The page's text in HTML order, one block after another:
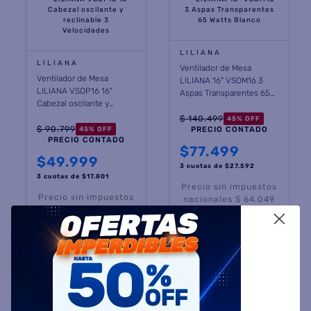
LILIANA
Ventilador de Mesa
LILIANA VSOP16 16"
Cabezal oscilante y
$ 90.799 45% OFF
PRECIO CONTADO
$49.999
3 cuotas de $17.801
Precio sin impuestos
nacionales $ 41.321
COMPRAR
LILIANA
Ventilador de Mesa
LILIANA 16" VSOM16 3
Aspas Transparentes 65
$ 140.499 45% OFF
PRECIO CONTADO
$77.499
3 cuotas de $27.592
Precio sin impuestos
nacionales $ 64.049
X
termotanque
freidora aire
. cocina